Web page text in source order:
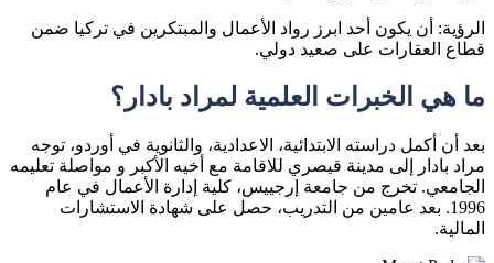
الرؤية: أن يكون أحد ابرز رواد الأعمال والمبتكرين في تركيا ضمن
قطاع العقارات على صعيد دولي.
ما هي الخبرات العلمية لمراد بادار؟
بعد أن أكمل دراسته الابتدائية، الاعدادية، والثانوية في أوردو، توجه
مراد بادار إلى مدينة قيصري للاقامة مع أخيه الأكبر و مواصلة تعليمه
الجامعي. تخرج من جامعة إرجييس، كلية إدارة الأعمال في عام
1996. بعد عامين من التدريب، حصل على شهادة الاستشارات
المالية.